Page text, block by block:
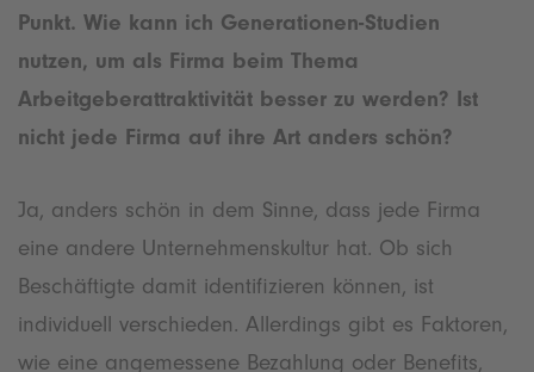
Punkt. Wie kann ich Generationen-Studien
nutzen, um als Firma beim Thema
Arbeitgeberattraktivität besser zu werden? Ist
nicht jede Firma auf ihre Art anders schön?
Ja, anders schön in dem Sinne, dass jede Firma
eine andere Unternehmenskultur hat. Ob sich
Beschäftigte damit identifizieren können, ist
individuell verschieden. Allerdings gibt es Faktoren,
wie eine angemessene Bezahlung oder Benefits,